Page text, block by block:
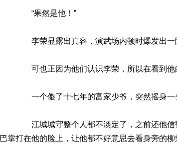
“果然是他！”
李荣显露出真容，演武场内顿时爆发出一阵
可也正因为他们认识李荣，所以在看到他的
一个傻了十七年的富家少爷，突然摇身一变
江城城守整个人都不淡定了，之前还他信誓
巴掌打在他的脸上，让他都不好意思去看身旁的柳